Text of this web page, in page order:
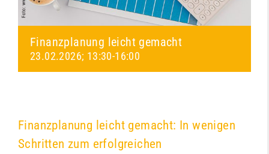
Finanzplanung leicht gemacht
23.02.2026; 13:30-16:00
Finanzplanung leicht gemacht: In wenigen
Schritten zum erfolgreichen